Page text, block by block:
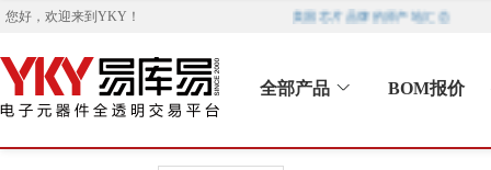
您好，欢迎来到 YKY ！ 美国芯片品牌的原产地汇总
全部产品 BOM报价